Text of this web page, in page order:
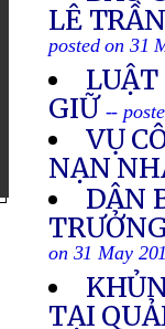
LÊ
posted on 31
GIỮ --
VỤ
NẠN
DÂN
on 31 May
TẠI